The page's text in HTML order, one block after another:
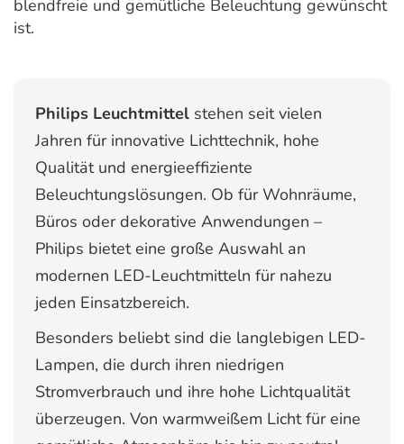
blendfreie und gemütliche Beleuchtung gewünscht
ist.
Philips Leuchtmittel stehen seit vielen
Jahren für innovative Lichttechnik, hohe
Qualität und energieeffiziente
Beleuchtungslösungen. Ob für Wohnräume,
Büros oder dekorative Anwendungen –
Philips bietet eine große Auswahl an
modernen LED-Leuchtmitteln für nahezu
jeden Einsatzbereich.
Besonders beliebt sind die langlebigen LED-
Lampen, die durch ihren niedrigen
Stromverbrauch und ihre hohe Lichtqualität
überzeugen. Von warmweißem Licht für eine